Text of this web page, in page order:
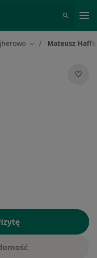
Zmień miasto
Mateusz